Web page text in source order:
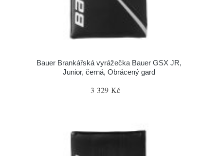
Bauer Brankářská vyrážečka Bauer GSX JR,
Junior, černá, Obrácený gard
3 329 Kč